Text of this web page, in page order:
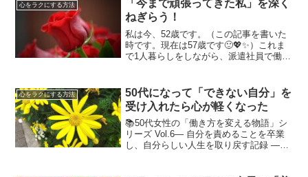
心をラクにする方法
「今まで頑張ってきた私」を深く
ねぎらう！
私は今、52歳です。（この記事を書いた
時です。現在は57歳です🙂💖✨）これま
で1人暮らしをしながら、派遣社員で働い
てきました。派遣先では、たくさんの人
たちとのやりとりが...
心をラクにする方法
50代になって「できない自分」を
受け入れたら心が軽くなった
📚50代女性の「働き方を変える物語」シ
リーズ Vol.6― 自分を責めることを卒業
し、自分らしい人生を取り戻す記録 ―こ